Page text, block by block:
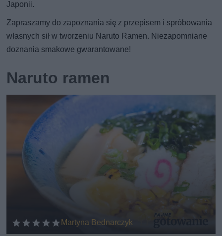
Japonii.
Zapraszamy do zapoznania się z przepisem i spróbowania
własnych sił w tworzeniu Naruto Ramen. Niezapomniane
doznania smakowe gwarantowane!
Naruto ramen
Martyna Bednarczyk